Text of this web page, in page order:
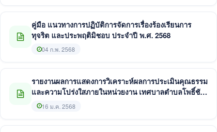
คู่มือ แนวทางการปฏิบัติการจัดการเรื่องร้องเรียนการ
ทุจริต และประพฤติมิชอบ ประจำปี พ.ศ. 2568
04 ก.พ. 2568
รายงานผลการแสดงการวิเคราะห์ผลการประเมินคุณธรรม
และความโปร่งใสภายในหน่วยงาน เทศบาลตำบลโพธิ์ชัย
ประจำปีงบประมาณ พ.ศ. 2568
16 ม.ค. 2568